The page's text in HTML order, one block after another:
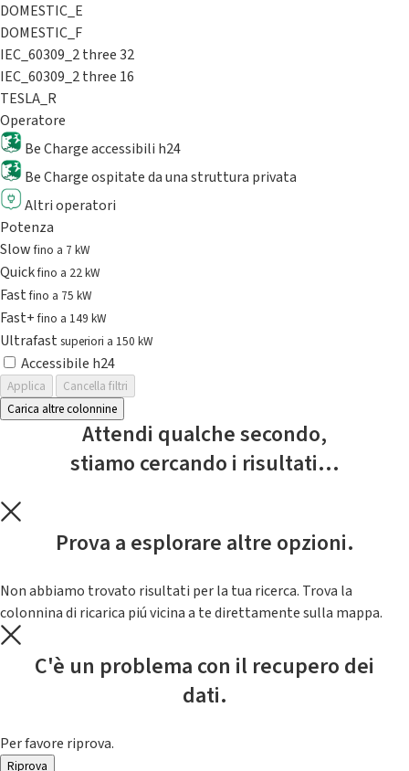
DOMESTIC_E
DOMESTIC_F
IEC_60309_2 three 32
IEC_60309_2 three 16
TESLA_R
Operatore
Be Charge accessibili h24
Be Charge ospitate da una struttura privata
Altri operatori
Potenza
Slowfino a 7 kW
Quickfino a 22 kW
Fastfino a 75 kW
Fast+fino a 149 kW
Ultrafast superiori a 150 kW
Accessibile h24
Applica
Cancella filtri
Carica altre colonnine
Attendi qualche secondo,
stiamo cercando i risultati...
Prova a esplorare altre opzioni.
Non abbiamo trovato risultati per la tua ricerca. Trova la
colonnina di ricarica piú vicina a te direttamente sulla mappa.
C'è un problema con il recupero dei
dati.
Per favore riprova.
Riprova